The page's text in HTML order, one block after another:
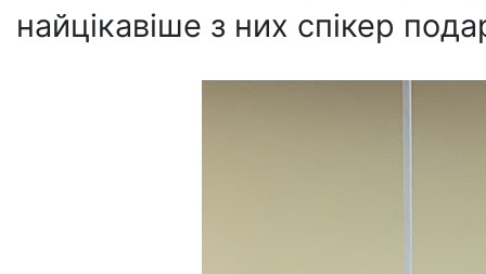
найцікавіше з них спікер